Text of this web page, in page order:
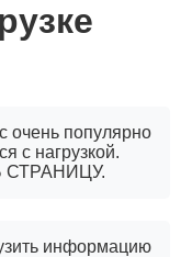
очень популярно
с нагрузкой.
СТРАНИЦУ.
информацию